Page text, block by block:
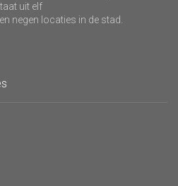
uit elf
negen locaties in de stad.